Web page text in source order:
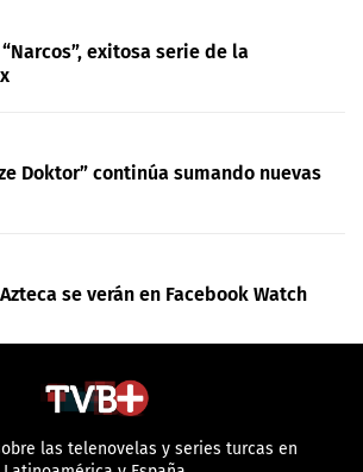
exitosa serie de la
Doktor” continúa sumando nuevas
se verán en Facebook Watch
las telenovelas y series turcas en